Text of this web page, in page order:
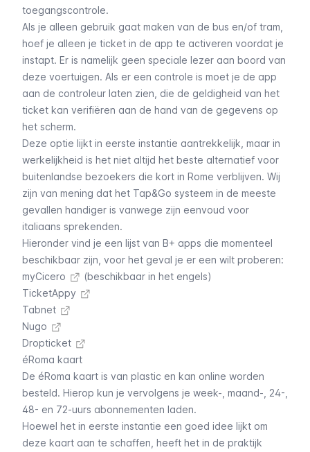
toegangscontrole.
Als je alleen gebruik gaat maken van de bus en/of tram,
hoef je alleen je ticket in de app te activeren voordat je
instapt. Er is namelijk geen speciale lezer aan boord van
deze voertuigen. Als er een controle is moet je de app
aan de controleur laten zien, die de geldigheid van het
ticket kan verifiëren aan de hand van de gegevens op
het scherm.
Deze optie lijkt in eerste instantie aantrekkelijk, maar in
werkelijkheid is het niet altijd het beste alternatief voor
buitenlandse bezoekers die kort in Rome verblijven. Wij
zijn van mening dat het Tap&Go systeem in de meeste
gevallen handiger is vanwege zijn eenvoud voor
italiaans sprekenden.
Hieronder vind je een lijst van B+ apps die momenteel
beschikbaar zijn, voor het geval je er een wilt proberen:
myCicero
(beschikbaar in het engels)
TicketAppy
Tabnet
Nugo
Dropticket
éRoma kaart
De éRoma kaart is van plastic en kan online worden
besteld. Hierop kun je vervolgens je week-, maand-, 24-,
48- en 72-uurs abonnementen laden.
Hoewel het in eerste instantie een goed idee lijkt om
deze kaart aan te schaffen, heeft het in de praktijk